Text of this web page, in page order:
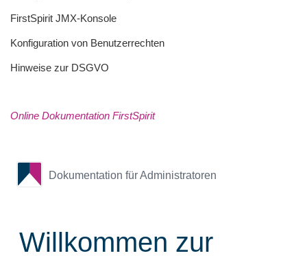
FirstSpirit JMX-Konsole
Konfiguration von Benutzerrechten
Hinweise zur DSGVO
Online Dokumentation FirstSpirit
Dokumentation für Administratoren
Willkommen zur